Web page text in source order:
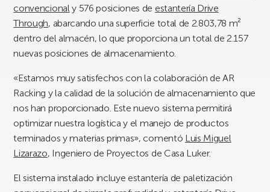
convencional y 576 posiciones de estantería Drive
Through, abarcando una superficie total de 2.803,78 m²
dentro del almacén, lo que proporciona un total de 2.157
nuevas posiciones de almacenamiento.
«Estamos muy satisfechos con la colaboración de AR
Racking y la calidad de la solución de almacenamiento que
nos han proporcionado. Este nuevo sistema permitirá
optimizar nuestra logística y el manejo de productos
terminados y materias primas», comentó Luis Miguel
Lizarazo, Ingeniero de Proyectos de Casa Luker.
El sistema instalado incluye estantería de paletización